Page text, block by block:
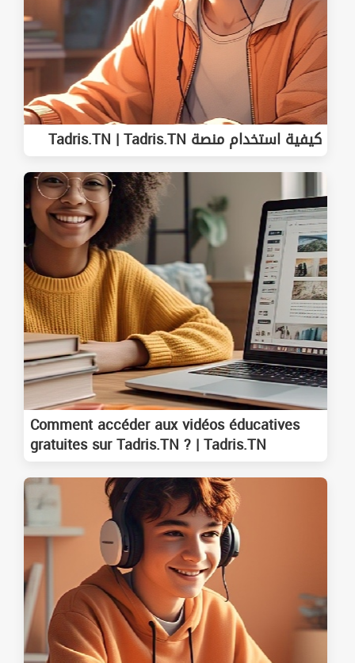
كيفية استخدام منصة Tadris.TN | Tadris.TN
Comment accéder aux vidéos éducatives
gratuites sur Tadris.TN ? | Tadris.TN